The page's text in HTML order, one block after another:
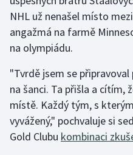
NHL už nenašel místo
angažmá na farmě
na olympiádu.
"Tvrdě jsem se
na šanci. Ta přišla a cítím,
místě. Každý tým, s
vyvážený," pochvaluje si
Gold Clubu kombinaci